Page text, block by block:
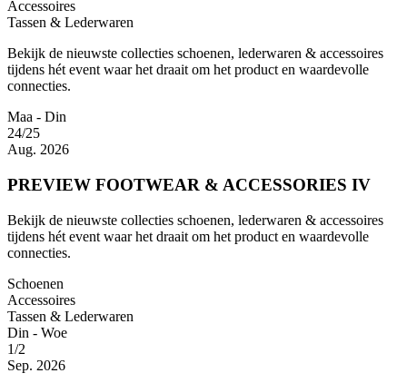
Accessoires
Tassen & Lederwaren
Bekijk de nieuwste collecties schoenen, lederwaren & accessoires
tijdens hét event waar het draait om het product en waardevolle
connecties.
Maa - Din
24/25
Aug. 2026
PREVIEW FOOTWEAR & ACCESSORIES IV
Bekijk de nieuwste collecties schoenen, lederwaren & accessoires
tijdens hét event waar het draait om het product en waardevolle
connecties.
Schoenen
Accessoires
Tassen & Lederwaren
Din - Woe
1/2
Sep. 2026